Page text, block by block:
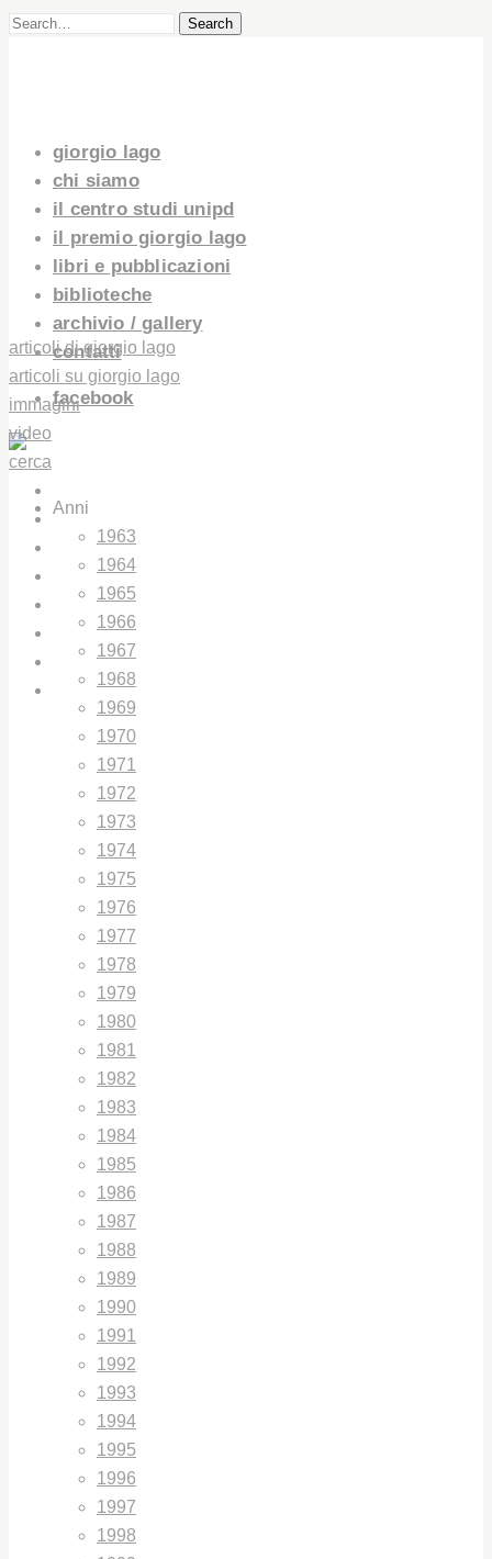
Search
giorgio lago
chi siamo
il centro studi unipd
il premio giorgio lago
libri e pubblicazioni
biblioteche
archivio / gallery
contatti
facebook
CHI SIAMO
IL CENTRO STUDI UNIPD
IL PREMIO GIORGIO LAGO
LIBRI E PUBBLICAZIONI
BIBLIOTECHE
ARCHIVIO / GALLERY
CONTATTI
articoli di giorgio lago
articoli su giorgio lago
immagini
video
cerca
Anni
1963
1964
1965
1966
1967
1968
1969
1970
1971
1972
1973
1974
1975
1976
1977
1978
1979
1980
1981
1982
1983
1984
1985
1986
1987
1988
1989
1990
1991
1992
1993
1994
1995
1996
1997
1998